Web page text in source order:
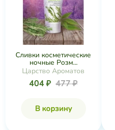
Сливки косметические
ночные Розм...
Царство Ароматов
404 ₽ 477 ₽
В корзину